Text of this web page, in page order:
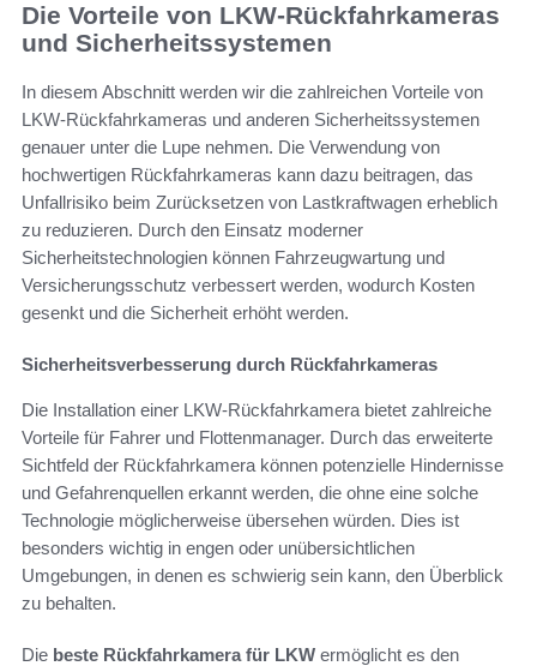
Die Vorteile von LKW-Rückfahrkameras
und Sicherheitssystemen
In diesem Abschnitt werden wir die zahlreichen Vorteile von
LKW-Rückfahrkameras und anderen Sicherheitssystemen
genauer unter die Lupe nehmen. Die Verwendung von
hochwertigen Rückfahrkameras kann dazu beitragen, das
Unfallrisiko beim Zurücksetzen von Lastkraftwagen erheblich
zu reduzieren. Durch den Einsatz moderner
Sicherheitstechnologien können Fahrzeugwartung und
Versicherungsschutz verbessert werden, wodurch Kosten
gesenkt und die Sicherheit erhöht werden.
Sicherheitsverbesserung durch Rückfahrkameras
Die Installation einer LKW-Rückfahrkamera bietet zahlreiche
Vorteile für Fahrer und Flottenmanager. Durch das erweiterte
Sichtfeld der Rückfahrkamera können potenzielle Hindernisse
und Gefahrenquellen erkannt werden, die ohne eine solche
Technologie möglicherweise übersehen würden. Dies ist
besonders wichtig in engen oder unübersichtlichen
Umgebungen, in denen es schwierig sein kann, den Überblick
zu behalten.
Die beste Rückfahrkamera für LKW ermöglicht es den